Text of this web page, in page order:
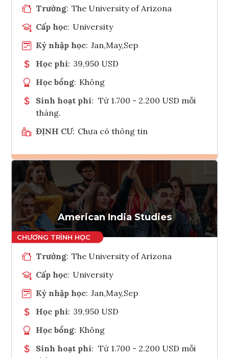
Trường: The University of Arizona
Cấp học: University
Kỳ nhập học: Jan,May,Sep
Học phí: 39,950 USD
Học bổng: Không
Sinh hoạt phí: Từ 1.700 - 2.200 USD mỗi
tháng.
ĐỊNH CƯ: Chưa có thông tin
Ghi danh
Tham vấn Interlink
American India Studies
Trường: The University of Arizona
Cấp học: University
Kỳ nhập học: Jan,May,Sep
Học phí: 39,950 USD
Học bổng: Không
Sinh hoạt phí: Từ 1.700 - 2.200 USD mỗi